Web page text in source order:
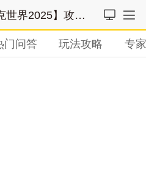
界2025】攻略列表
门问答 玩法攻略 专